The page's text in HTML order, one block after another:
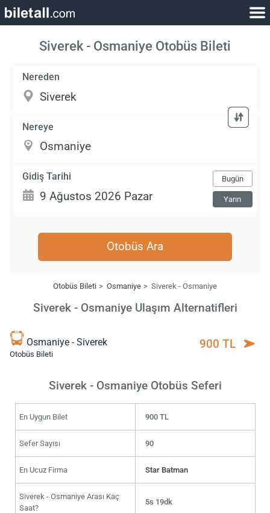
Siverek - Osmaniye Otobüs Bileti
Nereden
Nereye
Gidiş Tarihi Bugün
Yarın
Otobüs Ara
Otobüs Bileti Osmaniye Siverek - Osmaniye
Siverek - Osmaniye Ulaşım Alternatifleri
Osmaniye - Siverek
Otobüs Bileti
900 TL
Siverek - Osmaniye Otobüs Seferi
En Uygun Bilet 900 TL
Sefer Sayısı 90
En Ucuz Firma Star Batman
Siverek - Osmaniye Arası Kaç
Saat?
5s 19dk